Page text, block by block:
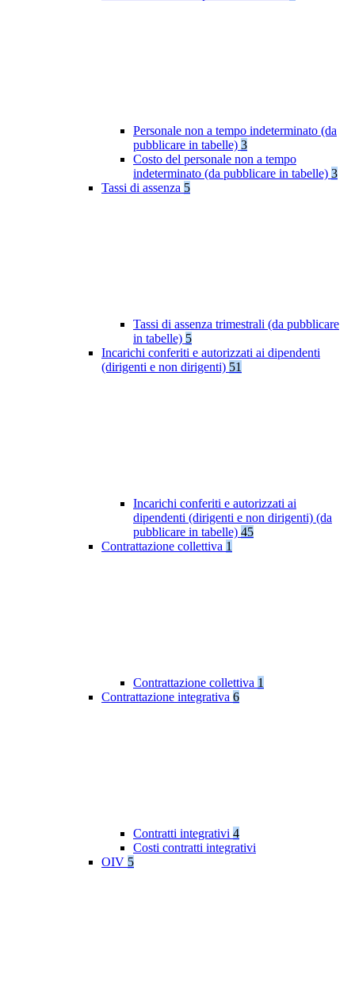
Personale non a tempo indeterminato (da
pubblicare in tabelle) 3
Costo del personale non a tempo
indeterminato (da pubblicare in tabelle) 3
Tassi di assenza 5
Tassi di assenza trimestrali (da pubblicare
in tabelle) 5
Incarichi conferiti e autorizzati ai dipendenti
(dirigenti e non dirigenti) 51
Incarichi conferiti e autorizzati ai
dipendenti (dirigenti e non dirigenti) (da
pubblicare in tabelle) 45
Contrattazione collettiva 1
Contrattazione collettiva 1
Contrattazione integrativa 6
Contratti integrativi 4
Costi contratti integrativi
OIV 5